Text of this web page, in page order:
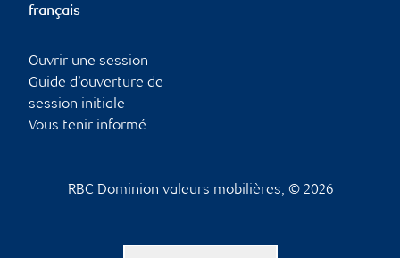
français
Ouvrir une session
Guide d’ouverture de
session initiale
Vous tenir informé
RBC Dominion valeurs mobilières, © 2026